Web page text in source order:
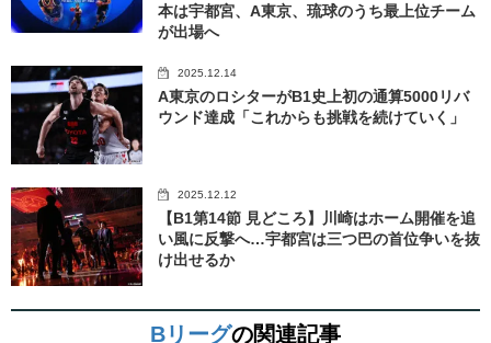
本は宇都宮、A東京、琉球のうち最上位チーム
が出場へ
2025.12.14
A東京のロシターがB1史上初の通算5000リバ
ウンド達成「これからも挑戦を続けていく」
2025.12.12
【B1第14節 見どころ】川崎はホーム開催を追
い風に反撃へ…宇都宮は三つ巴の首位争いを抜
け出せるか
Bリーグの関連記事